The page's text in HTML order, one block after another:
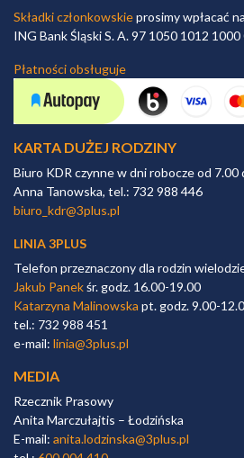
Składki członkowskieprosimy wpłacać
ING Bank Śląski S. A. 97 1050 1012
Płatności obsługuje
KARTA DUŻEJ RODZINY
Biuro KDR czynne w dni robocze od 7.00
Anna Tanowska, tel.: 732 988 446
biuro_kdr@3plus.pl
LINIA 3PLUS
Telefon przeznaczony dla rodzin
Jakub Panekśr. godz. 16.00-19.00
Katarzyna Malinowska pt. godz. 9.00-
tel.: 732 988 451
e-mail: linia@3plus.pl
MEDIA
Rzecznik Prasowy
Anita Marczułajtis – Łodzińska
E-mail: anita.lodzinska@3plus.pl